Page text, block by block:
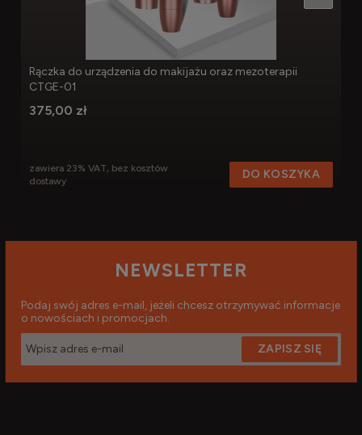
Rączka do urządzenia do makijażu oraz mezoterapii
CTGE-01
375,00 zł
zawiera 23% VAT, bez kosztów
dostawy
DO KOSZYKA
NEWSLETTER
Podaj swój adres e-mail, jeżeli chcesz otrzymywać informacje
o nowościach i promocjach.
ZAPISZ SIĘ